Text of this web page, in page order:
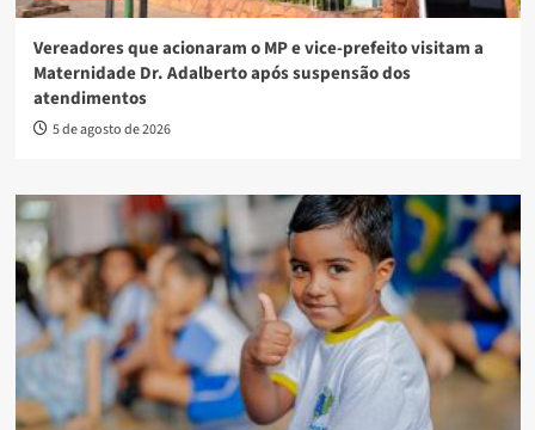
Vereadores que acionaram o MP e vice-prefeito visitam a
Maternidade Dr. Adalberto após suspensão dos
atendimentos
5 de agosto de 2026